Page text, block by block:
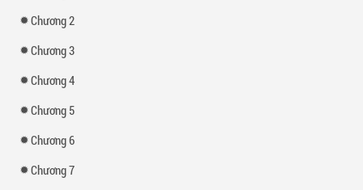
Chương 2
Chương 3
Chương 4
Chương 5
Chương 6
Chương 7